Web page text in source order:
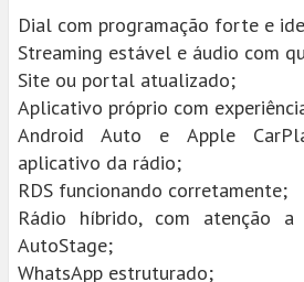
Dial com programação forte e
Streaming estável e áudio com
Site ou portal atualizado;
Aplicativo próprio com
Android Auto e Apple
aplicativo da rádio;
RDS funcionando corretamente;
Rádio híbrido, com atenção
AutoStage;
WhatsApp estruturado;